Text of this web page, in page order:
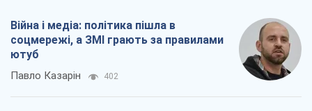
Війна і медіа: політика пішла в
соцмережі, а ЗМІ грають за правилами
ютуб
Павло Казарін 402